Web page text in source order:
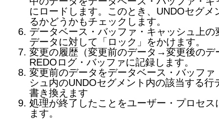
にロードします。このとき、UNDOセグメ
るかどうかもチェックします。
データベース・バッファ・キャッシュ上の
データに対して「ロック」をかけます。
変更の履歴（変更前のデータ→変更後のデ
REDOログ・バッファに記録します。
変更前のデータをデータベース・バッファ
シュ内のUNDOセグメント内の該当する行
書き換えます
処理が終了したことをユーザー・プロセス
ます。